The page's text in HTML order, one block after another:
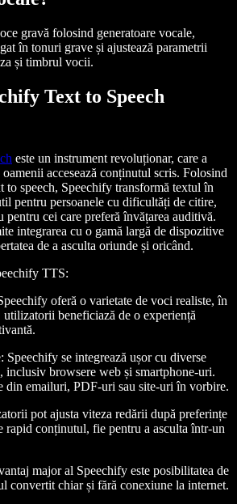
gravă folosind generatoare vocale,
în tonuri grave și ajustează parametrii
și timbrul vocii.
Text to Speech
este un instrument revoluționar, care a
accesează conținutul scris. Folosind
to speech, Speechify transformă textul în
pentru persoanele cu dificultăți de citire,
pentru cei care preferă învățarea auditivă.
integrarea cu o gamă largă de dispozitive
de a asculta oriunde și oricând.
TTS:
oferă o varietate de voci realiste, în
beneficiază de o experiență
: Speechify se integrează ușor cu diverse
inclusiv browsere web și smartphone-uri.
din emailuri, PDF-uri sau site-uri în vorbire.
pot ajusta viteza redării după preferințe
conținutul, fie pentru a asculta într-un
major al Speechify este posibilitatea de
convertit chiar și fără conexiune la internet.